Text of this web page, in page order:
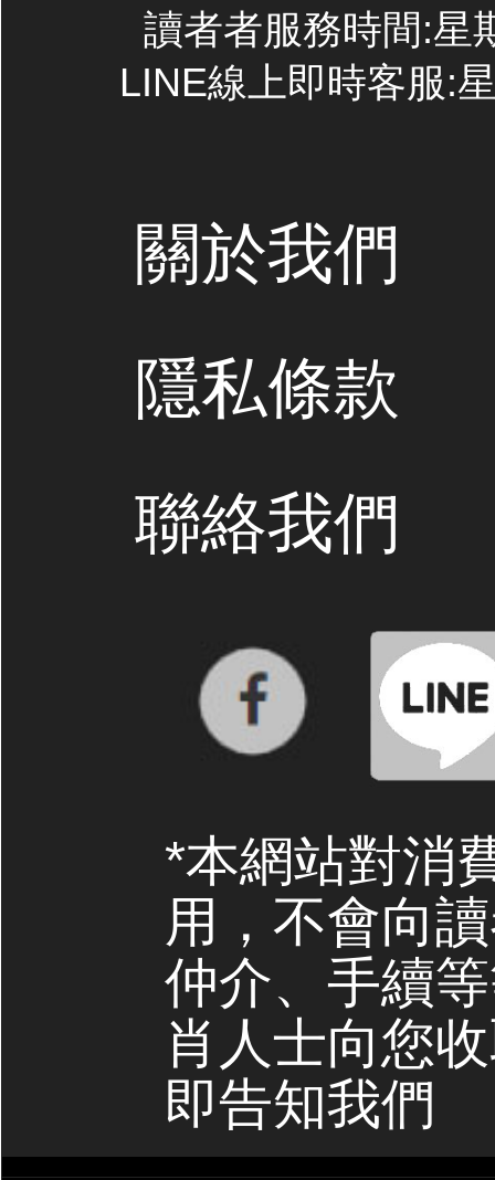
讀者者服務時間:星
LINE線上即時客服:
關於我們
隱私條款
聯絡我們
*本網站對消
用，不會向
仲介、手續
肖人士向您
即告知我們